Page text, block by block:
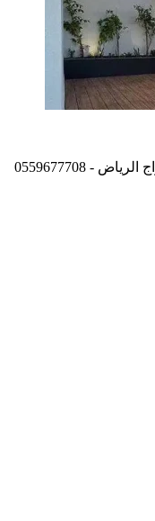
0559677708